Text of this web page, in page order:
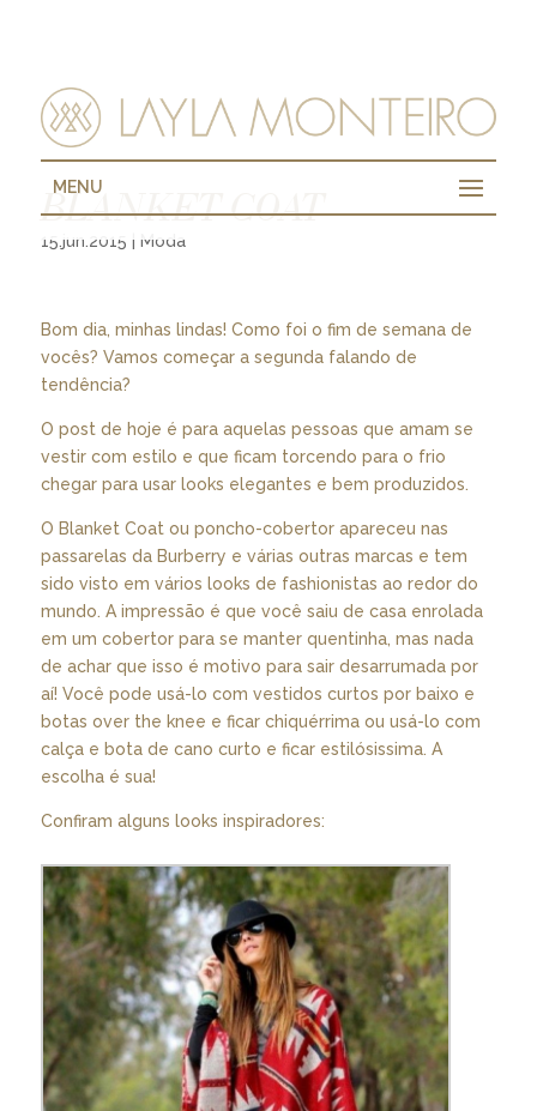
MENU
BLANKET COAT
15.jun.2015 | Moda
Bom dia, minhas lindas! Como foi o fim de semana de
vocês? Vamos começar a segunda falando de
tendência?
O post de hoje é para aquelas pessoas que amam se
vestir com estilo e que ficam torcendo para o frio
chegar para usar looks elegantes e bem produzidos.
O Blanket Coat ou poncho-cobertor apareceu nas
passarelas da Burberry e várias outras marcas e tem
sido visto em vários looks de fashionistas ao redor do
mundo. A impressão é que você saiu de casa enrolada
em um cobertor para se manter quentinha, mas nada
de achar que isso é motivo para sair desarrumada por
aí! Você pode usá-lo com vestidos curtos por baixo e
botas over the knee e ficar chiquérrima ou usá-lo com
calça e bota de cano curto e ficar estilósissima. A
escolha é sua!
Confiram alguns looks inspiradores: